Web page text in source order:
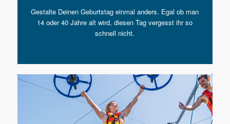
Gestalte Deinen Geburtstag einmal anders. Egal ob man
14 oder 40 Jahre alt wird, diesen Tag vergesst ihr so
schnell nicht.